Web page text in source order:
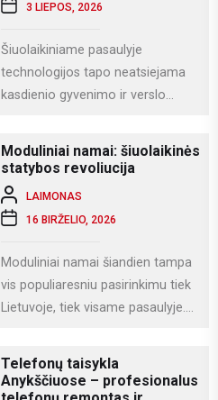
3 LIEPOS, 2026
Šiuolaikiniame pasaulyje
technologijos tapo neatsiejama
kasdienio gyvenimo ir verslo
komunikacijai ir įvairioms
specializuotoms užduotims...
Moduliniai namai: šiuolaikinės
statybos revoliucija
LAIMONAS
16 BIRŽELIO, 2026
Moduliniai namai šiandien tampa
vis populiaresniu pasirinkimu tiek
Lietuvoje, tiek visame pasaulyje.
Telefonų taisykla
Anykščiuose – profesionalus